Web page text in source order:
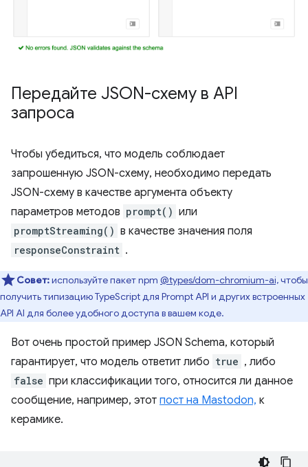
Передайте JSON-схему в API
запроса
Чтобы убедиться, что модель соблюдает
запрошенную JSON-схему, необходимо передать
JSON-схему в качестве аргумента объекту
параметров методов prompt() или
promptStreaming() в качестве значения поля
responseConstraint .
Совет:используйте пакет npm @types/dom-chromium-ai,чтобы
получить типизацию TypeScript для Prompt API и других встроенных
API AI для более удобного доступа в вашем коде.
Вот очень простой пример JSON Schema, который
гарантирует, что модель ответит либо true , либо
false при классификации того, относится ли данное
сообщение, например, этот пост на Mastodon, к
керамике.